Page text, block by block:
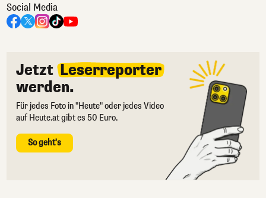
Social Media
Jetzt Leserreporter
werden.
Für jedes Foto in "Heute" oder jedes Video
auf Heute.at gibt es 50 Euro.
So geht's